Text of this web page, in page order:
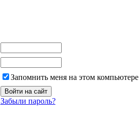
Запомнить меня на этом компьютере
Забыли пароль?